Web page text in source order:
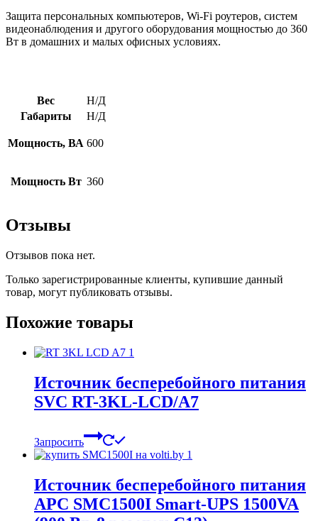
Защита персональных компьютеров, Wi-Fi роутеров, систем
видеонаблюдения и другого оборудования мощностью до 360
Вт в домашних и малых офисных условиях.
Вес
Н/Д
Габариты
Н/Д
Мощность, ВА 600
Мощность Вт 360
Отзывы
Отзывов пока нет.
Только зарегистрированные клиенты, купившие данный
товар, могут публиковать отзывы.
Похожие товары
Источник бесперебойного питания
SVC RT-3KL-LCD/A7
Запросить
Источник бесперебойного питания
APC SMC1500I Smart-UPS 1500VA